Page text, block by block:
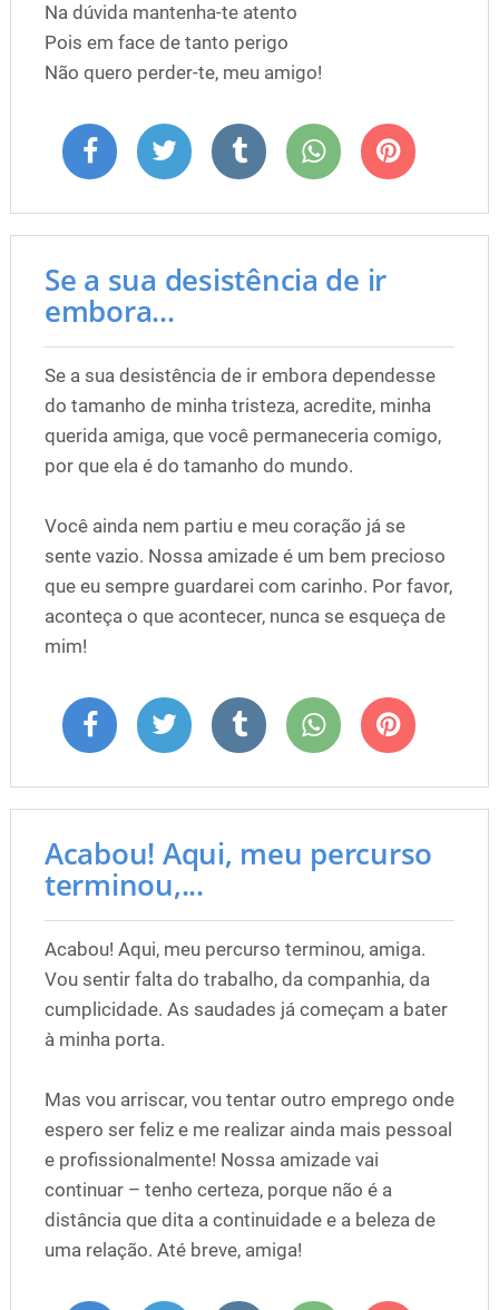
Na dúvida mantenha-te atento
Pois em face de tanto perigo
Não quero perder-te, meu amigo!
Se a sua desistência de ir
embora...
Se a sua desistência de ir embora dependesse
do tamanho de minha tristeza, acredite, minha
querida amiga, que você permaneceria comigo,
por que ela é do tamanho do mundo.
Você ainda nem partiu e meu coração já se
sente vazio. Nossa amizade é um bem precioso
que eu sempre guardarei com carinho. Por favor,
aconteça o que acontecer, nunca se esqueça de
mim!
Acabou! Aqui, meu percurso
terminou,...
Acabou! Aqui, meu percurso terminou, amiga.
Vou sentir falta do trabalho, da companhia, da
cumplicidade. As saudades já começam a bater
à minha porta.
Mas vou arriscar, vou tentar outro emprego onde
espero ser feliz e me realizar ainda mais pessoal
e profissionalmente! Nossa amizade vai
continuar – tenho certeza, porque não é a
distância que dita a continuidade e a beleza de
uma relação. Até breve, amiga!